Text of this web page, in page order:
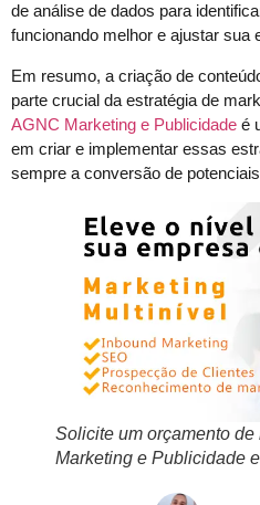
de análise de dados para
funcionando melhor e ajustar sua
Em resumo, a criação de
parte crucial da estratégia de
AGNC Marketing e Publicidade é
em criar e implementar essas
sempre a conversão de
Solicite um orçamento
Marketing e Publicidade